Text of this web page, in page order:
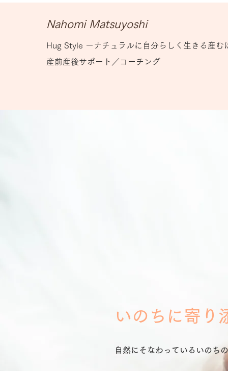
​Nahomi Matsuyoshi
Hug Style ーナチュラルに自分らしく生きる産む
産前産後サポート／コーチング
いのちに寄り
自然にそなわっているいのち